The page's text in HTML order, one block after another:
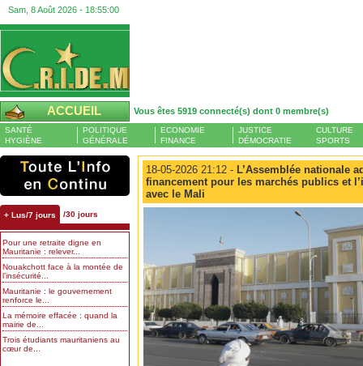
Sam, 8 Août 2026 - 18:55:00
ACCUEIL Vous êtes 5919 connecté(s) dont 0 membre(s)
SANTÉ
HYGIÈNE
POLITIQUE
GÉNÉRALE
ECONOMIE
FINANCE
JUSTICE
DÉMOCRATIE
CULTURE
SPORTS
+ Lus/7 jours /30 jours
Pour une retraite digne en
Mauritanie : relever...
Nouakchott face à la montée de
l’insécurité...
Mauritanie : le gouvernement
renforce le...
La mémoire effacée : quand la
mairie de...
Trois étudiants mauritaniens au
cœur de...
18-05-2026 21:12 - L’Assemblée nationale
financement pour les marchés publics et
avec le Mali